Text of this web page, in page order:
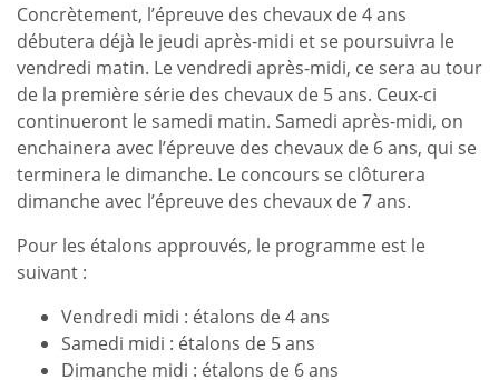
Concrètement, l’épreuve des chevaux de 4 ans
débutera déjà le jeudi après-midi et se poursuivra le
vendredi matin. Le vendredi après-midi, ce sera au tour
de la première série des chevaux de 5 ans. Ceux-ci
continueront le samedi matin. Samedi après-midi, on
enchainera avec l’épreuve des chevaux de 6 ans, qui se
terminera le dimanche. Le concours se clôturera
dimanche avec l’épreuve des chevaux de 7 ans.
Pour les étalons approuvés, le programme est le
suivant :
Vendredi midi : étalons de 4 ans
Samedi midi : étalons de 5 ans
Dimanche midi : étalons de 6 ans